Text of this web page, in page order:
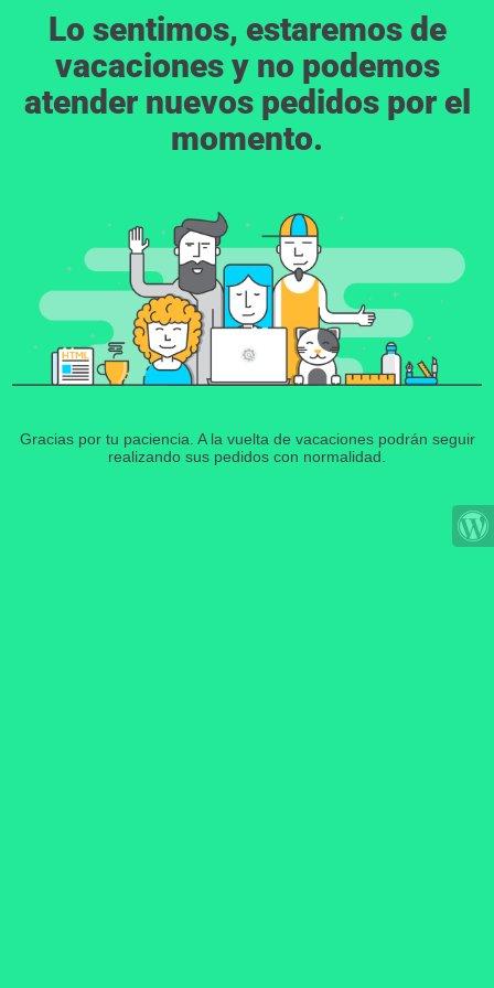
Lo sentimos, estaremos de
vacaciones y no podemos
atender nuevos pedidos por el
momento.
Gracias por tu paciencia. A la vuelta de vacaciones podrán seguir
realizando sus pedidos con normalidad.